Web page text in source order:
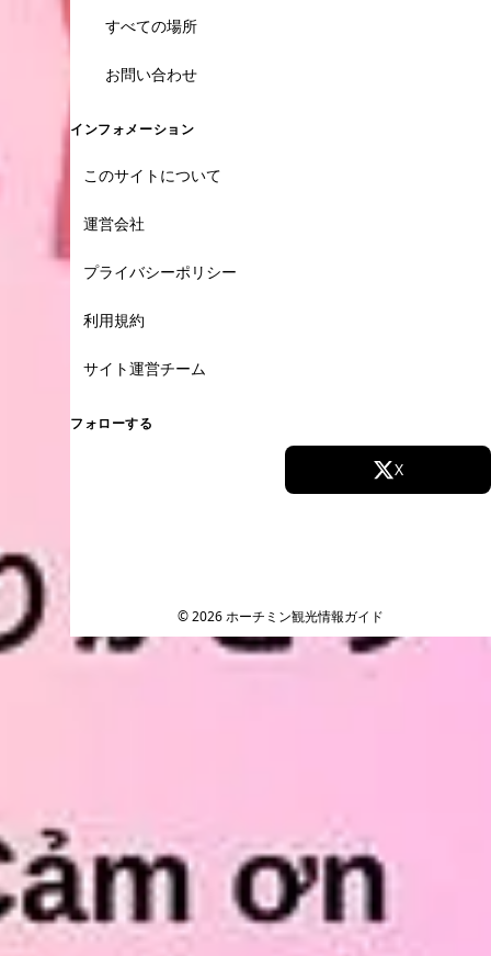
すべての場所
お問い合わせ
インフォメーション
このサイトについて
運営会社
プライバシーポリシー
利用規約
サイト運営チーム
フォローする
X
© 2026 ホーチミン観光情報ガイド